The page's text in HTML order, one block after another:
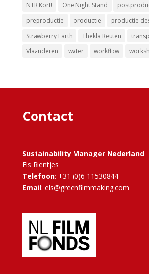
NTR Kort!
One Night Stand
preproductie
productie productie
Strawberry Earth
Thekla Reuten
Vlaanderen
water workflow
Contact
Sustainability Manager Nederland
Els Rientjes
Telefoon: +31 (0)6 11530844 -
Email: els@greenfilmmaking.com